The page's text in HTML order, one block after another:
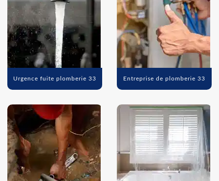
Urgence fuite plomberie 33 Entreprise de plomberie 33